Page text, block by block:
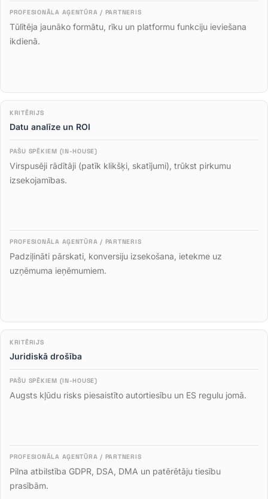
Tūlītēja jaunāko formātu, rīku un platformu funkciju ieviešana
ikdienā.
Datu analīze un ROI
Virspusēji rādītāji (patīk klikšķi, skatījumi), trūkst pirkumu
izsekojamības.
Padziļināti pārskati, konversiju izsekošana, ietekme uz
uzņēmuma ieņēmumiem.
Juridiskā drošība
Augsts kļūdu risks piesaistīto autortiesību un ES regulu jomā.
Pilna atbilstība GDPR, DSA, DMA un patērētāju tiesību
prasībām.